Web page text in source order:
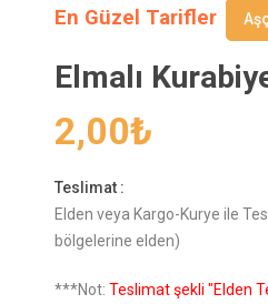
En Güzel Tarifler
Elmalı
2,00₺
Teslimat :
Elden veya Kargo-Kurye ile
bölgelerine elden)
***Not: Teslimat şekli "Elden